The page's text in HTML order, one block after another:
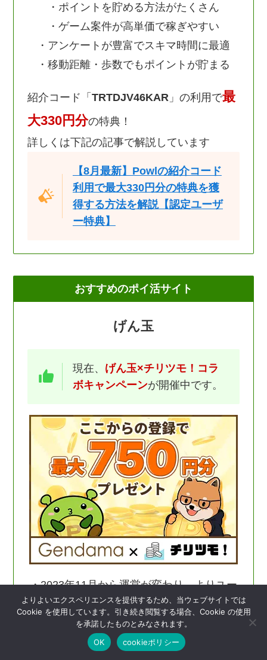
・ポイントを貯める方法がたくさん
・ゲーム案件が高単価で稼ぎやすい
・アンケートが豊富でスキマ時間に最適
・移動距離・歩数でもポイントが貯まる
紹介コード「 TRTDJV46KAR 」の利用で最
大330円分の特典！
詳しくは下記の記事で解説しています
【8月最新】Powlの紹介コード
利用で最大330円分の特典を獲
得する方法を解説【認定ユーザ
ー特典】
おすすめのポイ活サイト
げん玉
現在、 げん玉×チリツモ！コラ
ボキャンペーンが開催中です。
・2023年11月から運営が変わり、よりユー
ザーファーストに
・高額案件が豊富で稼ぎやすい
・毎月の所有ポイントに応じて付与される
ポイントインカム無料登録で3220円相当の特典 8/31まで
詳しくはコチラ
よりよいエクスペリエンスを提供するため、当ウェブサイトでは
Cookie を使用しています。引き続き閲覧する場合、Cookie の使用
を承諾したものとみなされます。
OK
cookieポリシー